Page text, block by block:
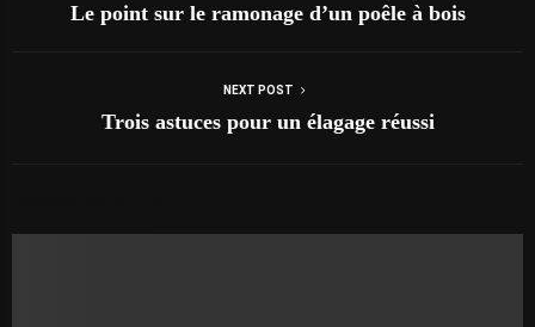
Le point sur le ramonage d’un poêle à bois
NEXT POST
Trois astuces pour un élagage réussi